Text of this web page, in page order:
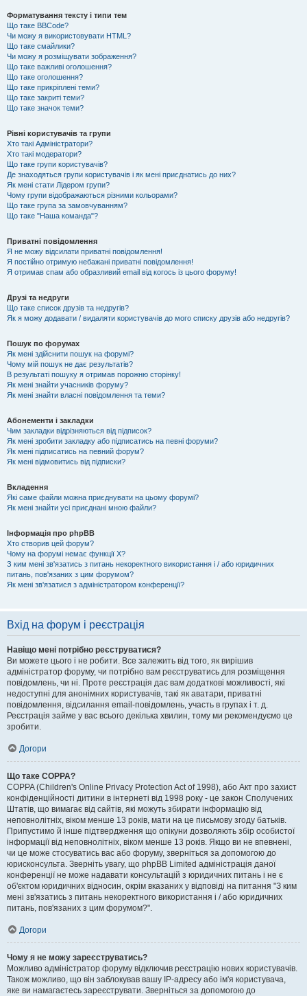
Форматування тексту і типи тем
Що таке BBCode?
Чи можу я використовувати HTML?
Що таке смайлики?
Чи можу я розміщувати зображення?
Що таке важливі оголошення?
Що таке оголошення?
Що таке прикріплені теми?
Що таке закриті теми?
Що таке значок теми?
Рівні користувачів та групи
Хто такі Адміністратори?
Хто такі модератори?
Що таке групи користувачів?
Де знаходяться групи користувачів і як мені приєднатись до них?
Як мені стати Лідером групи?
Чому групи відображаються різними кольорами?
Що таке група за замовчуванням?
Що таке "Наша команда"?
Приватні повідомлення
Я не можу відсилати приватні повідомлення!
Я постійно отримую небажані приватні повідомлення!
Я отримав спам або образливий email від когось із цього форуму!
Друзі та недруги
Що таке список друзів та недругів?
Як я можу додавати / видаляти користувачів до мого списку друзів або недругів?
Пошук по форумах
Як мені здійснити пошук на форумі?
Чому мій пошук не дає результатів?
В результаті пошуку я отримав порожню сторінку!
Як мені знайти учасників форуму?
Як мені знайти власні повідомлення та теми?
Абонементи і закладки
Чим закладки відрізняються від підписок?
Як мені зробити закладку або підписатись на певні форуми?
Як мені підписатись на певний форум?
Як мені відмовитись від підписки?
Вкладення
Які саме файли можна приєднувати на цьому форумі?
Як мені знайти усі приєднані мною файли?
Інформація про phpBB
Хто створив цей форум?
Чому на форумі немає функції X?
З ким мені зв'язатись з питань некоректного використання і / або юридичних
питань, пов'язаних з цим форумом?
Як мені зв'язатися з адміністратором конференції?
Вхід на форум і реєстрація
Навіщо мені потрібно реєструватися?
Ви можете цього і не робити. Все залежить від того, як вирішив
адміністратор форуму, чи потрібно вам реєструватись для розміщення
повідомлень, чи ні. Проте реєстрація дає вам додаткові можливості, які
недоступні для анонімних користувачів, такі як аватари, приватні
повідомлення, відсилання email-повідомлень, участь в групах і т. д.
Реєстрація займе у вас всього декілька хвилин, тому ми рекомендуємо це
зробити.
Догори
Що таке COPPA?
COPPA (Children's Online Privacy Protection Act of 1998), або Акт про захист
конфіденційності дитини в інтернеті від 1998 року - це закон Сполучених
Штатів, що вимагає від сайтів, які можуть збирати інформацію від
неповнолітніх, віком менше 13 років, мати на це письмову згоду батьків.
Припустимо й інше підтвердження що опікуни дозволяють збір особистої
інформації від неповнолітніх, віком менше 13 років. Якщо ви не впевнені,
чи це може стосуватись вас або форуму, зверніться за допомогою до
юрисконсульта. Зверніть увагу, що phpBB Limited адміністрація даної
конференції не може надавати консультацій з юридичних питань і не є
об'єктом юридичних відносин, окрім вказаних у відповіді на питання "З ким
мені зв'язатись з питань некоректного використання і / або юридичних
питань, пов'язаних з цим форумом?".
Догори
Чому я не можу зареєструватись?
Можливо адміністратор форуму відключив реєстрацію нових користувачів.
Також можливо, що він заблокував вашу IP-адресу або ім'я користувача,
яке ви намагаєтесь зареєструвати. Зверніться за допомогою до